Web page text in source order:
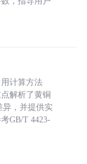
计算方法
解析了黄铜
异，并提供实
GB/T 4423-